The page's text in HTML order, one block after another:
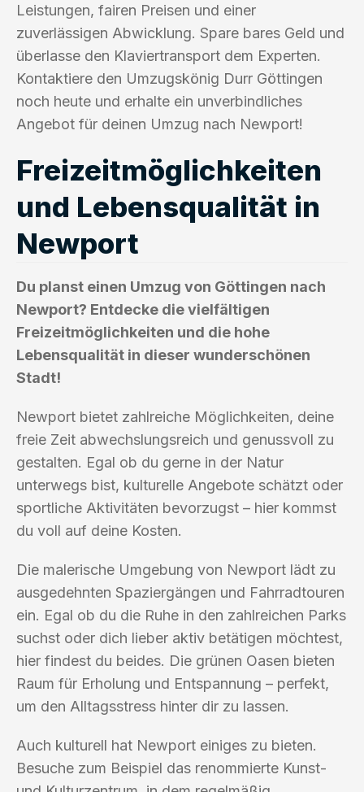
Leistungen, fairen Preisen und einer
zuverlässigen Abwicklung. Spare bares Geld und
überlasse den Klaviertransport dem Experten.
Kontaktiere den Umzugskönig Durr Göttingen
noch heute und erhalte ein unverbindliches
Angebot für deinen Umzug nach Newport!
Freizeitmöglichkeiten
und Lebensqualität in
Newport
Du planst einen Umzug von Göttingen nach
Newport? Entdecke die vielfältigen
Freizeitmöglichkeiten und die hohe
Lebensqualität in dieser wunderschönen
Stadt!
Newport bietet zahlreiche Möglichkeiten, deine
freie Zeit abwechslungsreich und genussvoll zu
gestalten. Egal ob du gerne in der Natur
unterwegs bist, kulturelle Angebote schätzt oder
sportliche Aktivitäten bevorzugst – hier kommst
du voll auf deine Kosten.
Die malerische Umgebung von Newport lädt zu
ausgedehnten Spaziergängen und Fahrradtouren
ein. Egal ob du die Ruhe in den zahlreichen Parks
suchst oder dich lieber aktiv betätigen möchtest,
hier findest du beides. Die grünen Oasen bieten
Raum für Erholung und Entspannung – perfekt,
um den Alltagsstress hinter dir zu lassen.
Auch kulturell hat Newport einiges zu bieten.
Besuche zum Beispiel das renommierte Kunst-